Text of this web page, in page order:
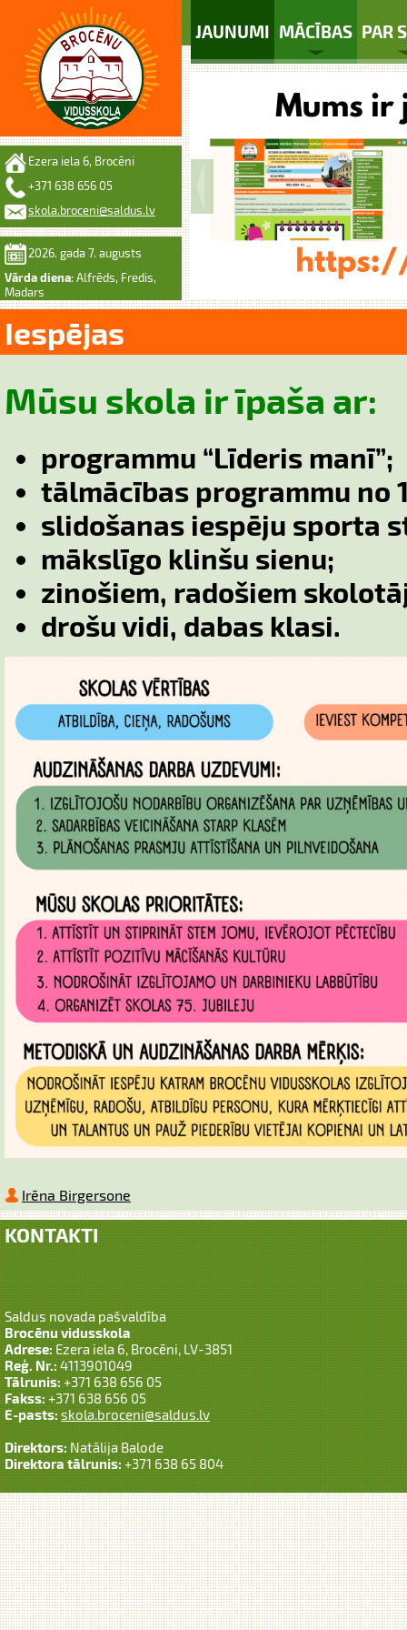
JAUNUMI MĀCĪBAS PAR
Ezera iela 6, Brocēni
+371 638 656 05
skola.broceni@saldus.lv
2026. gada 7. augusts
Vārda diena: Alfrēds, Fredis,
Madars
Iespējas
Mūsu skola ir īpaša ar:
programmu “Līderis manī”;
tālmācības programmu no
slidošanas iespēju sporta
mākslīgo klinšu sienu;
zinošiem, radošiem
drošu vidi, dabas klasi.
Irēna Birgersone
KONTAKTI
Saldus novada pašvaldība
Brocēnu vidusskola
Adrese:Ezera iela 6, Brocēni, LV-3851
Reģ. Nr.:4113901049
Tālrunis:+371 638 656 05
Fakss:+371 638 656 05
E-pasts:skola.broceni@saldus.lv
Direktors:Natālija Balode
Direktora tālrunis:+371 638 65 804